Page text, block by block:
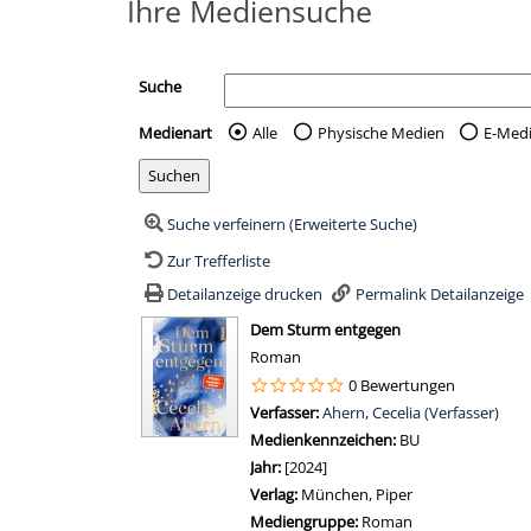
Ihre Mediensuche
Suche
Medienart Wählen Sie die Medienart
Alle Physische Medien E-
Suche verfeinern (Erweiterte Suche)
Zur Trefferliste
Detailanzeige drucken
Permalink Detailanzeige
wird in neuem Tab geöffnet
Dem Sturm entgegen
Roman
0 Bewertungen
Verfasser:Suche nach diesem Verfasser
Ahern, Cecelia (Verfasser)
Medienkennzeichen: BU
Jahr: [2024]
Verlag: München, Piper
Mediengruppe: Roman